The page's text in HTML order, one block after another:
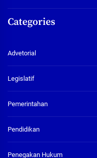
Categories
Advetorial
Legislatif
Pemerintahan
Pendidikan
Penegakan Hukum